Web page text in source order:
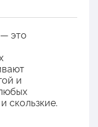
— это
и
скользкие.